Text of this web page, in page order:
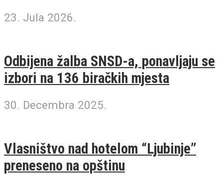
23. Jula 2026.
Odbijena žalba SNSD-a, ponavljaju se
izbori na 136 biračkih mjesta
30. Decembra 2025.
Vlasništvo nad hotelom “Ljubinje”
preneseno na opštinu